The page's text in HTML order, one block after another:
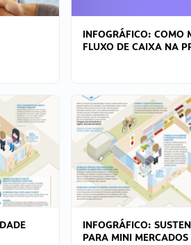
INFOGRÁFICO: COMO
FLUXO DE CAIXA NA
INFOGRÁFICO:
PARA MINI MERCADOS